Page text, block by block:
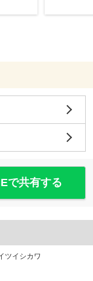
で共有する
ツイシカワ